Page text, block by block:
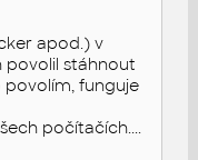
apod.) v
povolil stáhnout
povolím, funguje
počítačích....